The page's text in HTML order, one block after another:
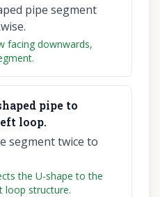
pipe segment
facing downwards,
pipe to
loop.
segment twice to
the U-shape to the
loop structure.